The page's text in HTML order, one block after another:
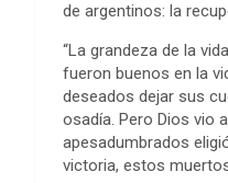
de argentinos: la
“La grandeza de la
fueron buenos en la
deseados dejar sus
osadía. Pero Dios vio
apesadumbrados
victoria, estos